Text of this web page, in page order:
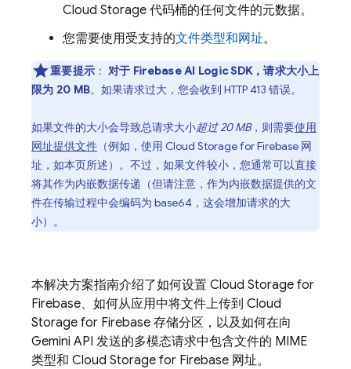
Cloud Storage 代码桶的任何文件的元数据。
您需要使用受支持的文件类型和网址。
重要提示 ： 对于 Firebase AI LogicSDK，请求大小上
限为 20 MB。如果请求过大，您会收到 HTTP 413 错误。
如果文件的大小会导致总请求大小超过 20 MB，则需要使用
网址提供文件 （例如，使用 Cloud Storage for Firebase 网
址，如本页所述）。不过，如果文件较小，您通常可以直接
将其作为内嵌数据传递（但请注意，作为内嵌数据提供的文
件在传输过程中会编码为 base64，这会增加请求的大
小）。
本解决方案指南介绍了如何设置 Cloud Storage for
Firebase、如何从应用中将文件上传到 Cloud
Storage for Firebase 存储分区，以及如何在向
Gemini API 发送的多模态请求中包含文件的 MIME
类型和 Cloud Storage for Firebase 网址。